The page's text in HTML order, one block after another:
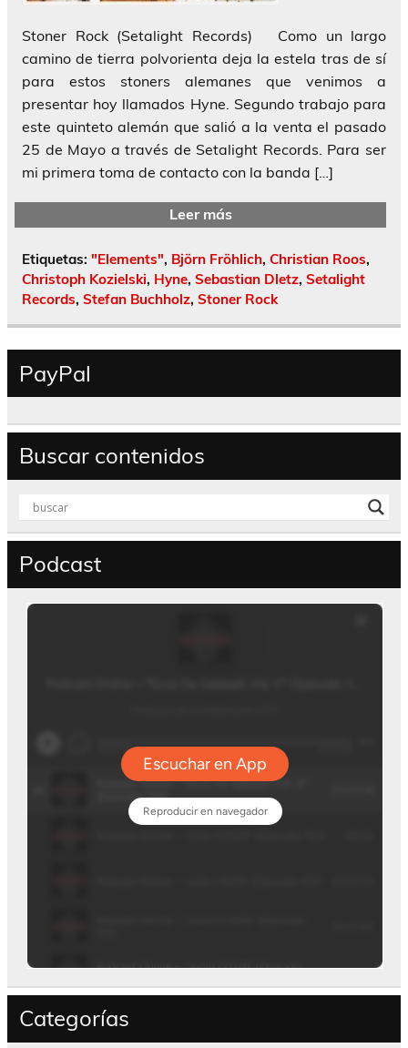
Stoner Rock (Setalight Records) Como un largo
camino de tierra polvorienta deja la estela tras de sí
para estos stoners alemanes que venimos a
presentar hoy llamados Hyne. Segundo trabajo para
este quinteto alemán que salió a la venta el pasado
25 de Mayo a través de Setalight Records. Para ser
mi primera toma de contacto con la banda […]
Leer más
Etiquetas: "Elements", Björn Fröhlich, Christian Roos,
Christoph Kozielski, Hyne, Sebastian Dletz, Setalight
Records, Stefan Buchholz, Stoner Rock
PayPal
Buscar contenidos
Podcast
Categorías